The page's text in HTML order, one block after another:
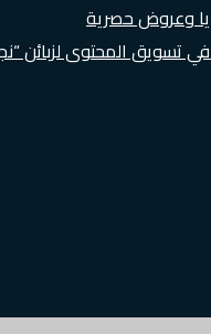
وعروض حصرية
المحتوى لزبائن